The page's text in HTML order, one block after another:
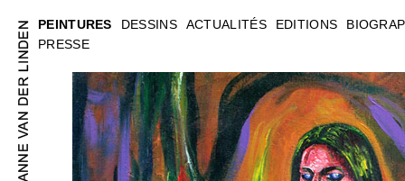
PEINTURES
PRESSE
DESSINS ACTUALITÉS EDITIONS